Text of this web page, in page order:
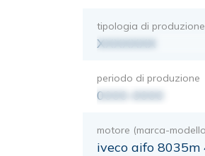
tipologia di produzione
XXXXXXX
periodo di produzione
0000-0000
motore (marca-
iveco aifo 8035m